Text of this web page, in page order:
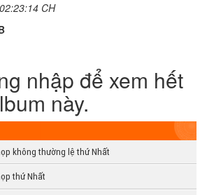
CH
nhập để xem hết
này.
không thường lệ thứ Nhất
thứ Nhất